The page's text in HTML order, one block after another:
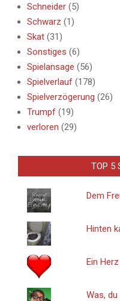
Schneider (5)
Schwarz (1)
Skat (31)
Sonstiges (6)
Spielansage (56)
Spielverlauf (178)
Spielverzögerung (26)
Trumpf (19)
verloren (29)
TOP 5
Dem
Hinten
Ein
Was,